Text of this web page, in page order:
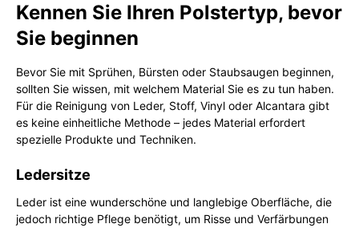
Kennen Sie Ihren Polstertyp, bevor
Sie beginnen
Bevor Sie mit Sprühen, Bürsten oder Staubsaugen beginnen,
sollten Sie wissen, mit welchem Material Sie es zu tun haben.
Für die Reinigung von Leder, Stoff, Vinyl oder Alcantara gibt
es keine einheitliche Methode – jedes Material erfordert
spezielle Produkte und Techniken.
Ledersitze
Leder ist eine wunderschöne und langlebige Oberfläche, die
jedoch richtige Pflege benötigt, um Risse und Verfärbungen